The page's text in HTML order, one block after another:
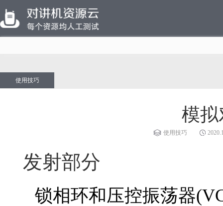
使用技巧
模
使用技巧
发射部分
锁相环和压控振荡器